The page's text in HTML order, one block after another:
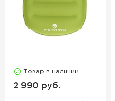
Товар в наличии
2 990 руб.